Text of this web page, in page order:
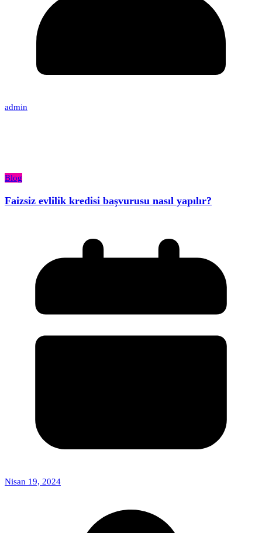
admin
Blog
Faizsiz evlilik kredisi başvurusu nasıl yapılır?
Nisan 19, 2024